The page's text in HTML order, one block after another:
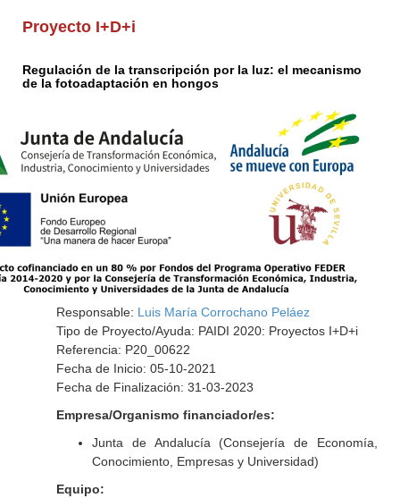
Proyecto I+D+i
Regulación de la transcripción por la luz: el mecanismo
de la fotoadaptación en hongos
Responsable: Luis María Corrochano Peláez
Tipo de Proyecto/Ayuda: PAIDI 2020: Proyectos I+D+i
Referencia: P20_00622
Fecha de Inicio: 05-10-2021
Fecha de Finalización: 31-03-2023
Empresa/Organismo financiador/es:
Junta de Andalucía (Consejería de Economía,
Conocimiento, Empresas y Universidad)
Equipo: